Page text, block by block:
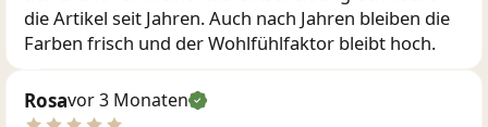
die Artikel seit Jahren. Auch nach Jahren bleiben die
Farben frisch und der Wohlfühlfaktor bleibt hoch.
Rosavor 3 Monaten